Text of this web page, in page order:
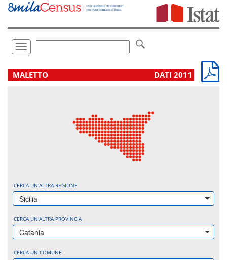
Vai
direttamente
Toggle
navigation
.
MALETTO DATI 2011
CERCA UN'ALTRA REGIONE
Sicilia
CERCA UN'ALTRA PROVINCIA
Catania
CERCA UN COMUNE